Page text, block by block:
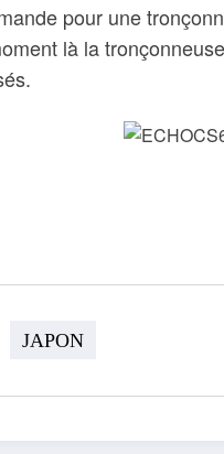
pour une
là la
JAPON